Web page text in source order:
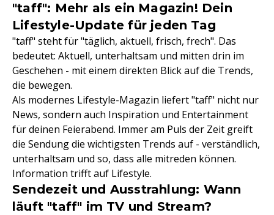
"taff": Mehr als ein Magazin! Dein
Lifestyle-Update für jeden Tag
"taff" steht für "täglich, aktuell, frisch, frech". Das
bedeutet: Aktuell, unterhaltsam und mitten drin im
Geschehen - mit einem direkten Blick auf die Trends,
die bewegen.
Als modernes Lifestyle-Magazin liefert "taff" nicht nur
News, sondern auch Inspiration und Entertainment
für deinen Feierabend. Immer am Puls der Zeit greift
die Sendung die wichtigsten Trends auf - verständlich,
unterhaltsam und so, dass alle mitreden können.
Information trifft auf Lifestyle.
Sendezeit und Ausstrahlung: Wann
läuft "taff" im TV und Stream?